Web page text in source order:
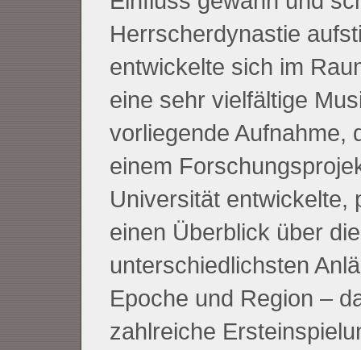
Herrscherdynastie
entwickelte sich im
eine sehr vielfältige
vorliegende Aufnahme,
einem
Universität entwickelte,
einen Überblick über
unterschiedlichsten
Epoche und Region –
zahlreiche